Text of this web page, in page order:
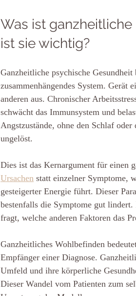
Was ist
ist sie wichtig?
Ganzheitliche psychische
zusammenhängendes System.
anderen aus. Chronischer
schwächt das Immunsystem und
Angstzustände, ohne den Schlaf
ungelöst.
Dies ist das Kernargument für einen
Ursachen statt einzelner Symptome,
gesteigerter Energie führt. Dieser
bestenfalls die Symptome gut
fragt, welche anderen Faktoren das
Ganzheitliches Wohlbefinden
Empfänger einer Diagnose.
Umfeld und ihre körperliche
Dieser Wandel vom Patienten zum